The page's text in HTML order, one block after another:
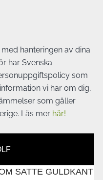
hanteringen av dina
har Svenska
som
vi har om dig,
som gäller
Läs mer här!
SATTE GULDKANT